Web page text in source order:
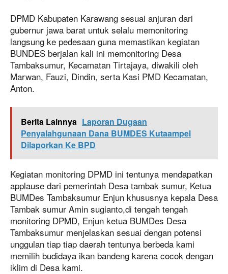
DPMD Kabupaten Karawang sesuai anjuran dari
gubernur jawa barat untuk selalu memonitoring
langsung ke pedesaan guna memastikan kegiatan
BUNDES berjalan kali ini memonitoring Desa
Tambaksumur, Kecamatan Tirtajaya, diwakili oleh
Marwan, Fauzi, Dindin, serta Kasi PMD Kecamatan,
Anton.
Berita Lainnya Laporan Dugaan
Penyalahgunaan Dana BUMDES Kutaampel
Dilaporkan Ke BPD
Kegiatan monitoring DPMD ini tentunya mendapatkan
applause dari pemerintah Desa tambak sumur, Ketua
BUMDes Tambaksumur Enjun khususnya kepala Desa
Tambak sumur Amin sugianto,di tengah tengah
monitoring DPMD, Enjun ketua BUMDes Desa
Tambaksumur menjelaskan sesuai dengan potensi
unggulan tiap tiap daerah tentunya berbeda kami
memilih budidaya ikan bandeng karena cocok dengan
iklim di Desa kami.